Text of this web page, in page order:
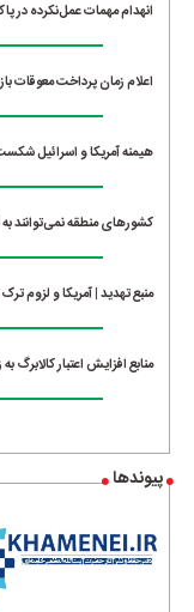
انهدام مهمات عمل‌نکرده در
اعلام زمان پرداخت معوقات
هیمنه آمریکا و اسرائیل
کشورهای منطقه نمی‌توانند
منبع تهدید | آمریکا و لزوم
منابع افزایش اعتبار
پیوندها